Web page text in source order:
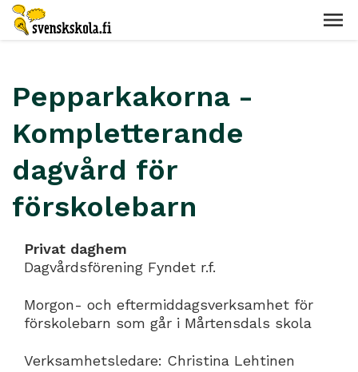
Pepparkakorna -
Kompletterande
dagvård för
förskolebarn
Privat daghem
Dagvårdsförening Fyndet r.f.
Morgon- och eftermiddagsverksamhet för
förskolebarn som går i Mårtensdals skola
Verksamhetsledare: Christina Lehtinen